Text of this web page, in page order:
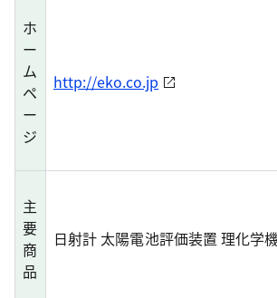
ホ
ー
ム
ペ
ー
ジ
http://eko.co.jp
主
要
商
品
日射計 太陽電池評価装置 理化学